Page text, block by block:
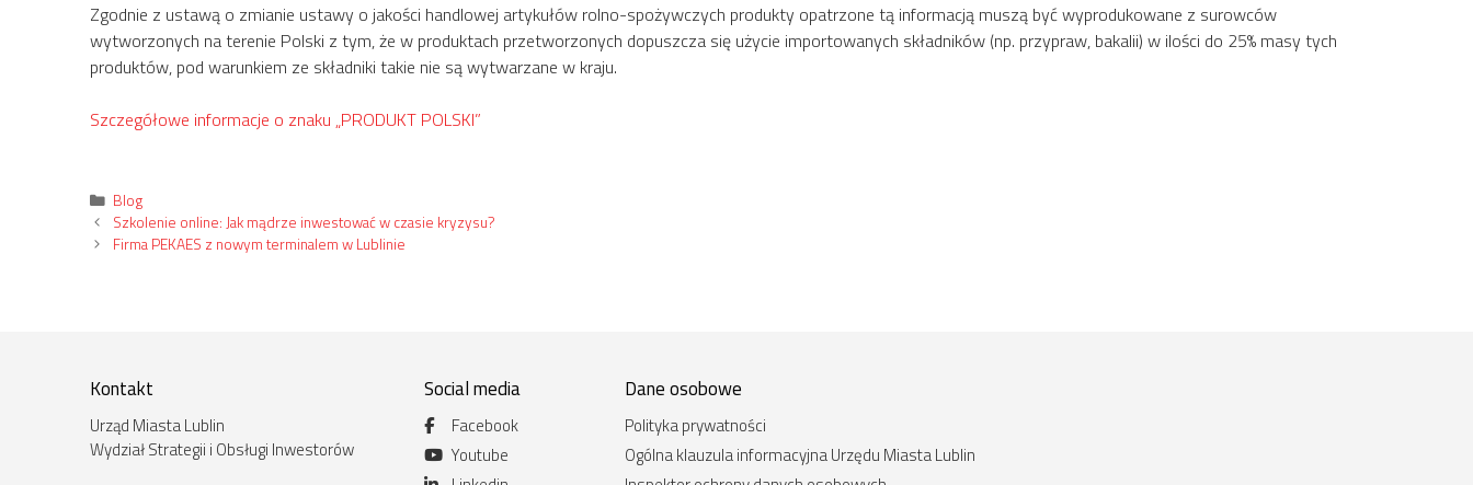
Zgodnie z ustawą o zmianie ustawy o jakości handlowej artykułów rolno-spożywczych produkty opatrzone tą informacją muszą być wyprodukowane z surowców
wytworzonych na terenie Polski z tym, że w produktach przetworzonych dopuszcza się użycie importowanych składników (np. przypraw, bakalii) w ilości do 25% masy tych
produktów, pod warunkiem ze składniki takie nie są wytwarzane w kraju.
Szczegółowe informacje o znaku „PRODUKT POLSKI”
Kategorie
Blog
Szkolenie online: Jak mądrze inwestować w czasie kryzysu?
Firma PEKAES z nowym terminalem w Lublinie
Kontakt
Urząd Miasta Lublin
Wydział Strategii i Obsługi Inwestorów
Social media
Facebook
Youtube
Dane osobowe
Polityka prywatności
Ogólna klauzula informacyjna Urzędu Miasta Lublin